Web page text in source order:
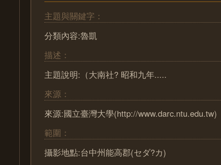
主題與關鍵字：
分類內容:魯凱
描述：
主題說明:（大南社? 昭和九年.....
來源：
來源:國立臺灣大學(http://www.darc.ntu.edu.tw)
範圍：
攝影地點:台中州能高郡(セダ?カ)